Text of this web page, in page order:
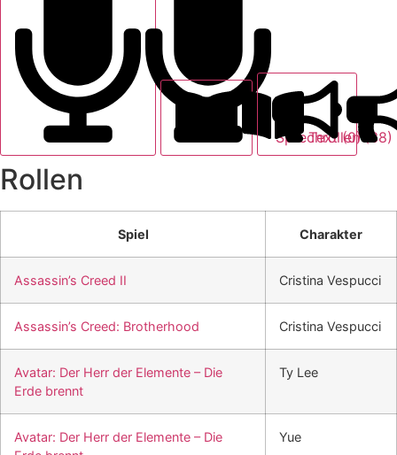
Sprechrollen (38)
Text (0)
Rollen
Spiel Charakter
Assassin’s Creed II Cristina Vespucci
Assassin’s Creed: Brotherhood Cristina Vespucci
Avatar: Der Herr der Elemente – Die
Erde brennt
Ty Lee
Avatar: Der Herr der Elemente – Die
Yue